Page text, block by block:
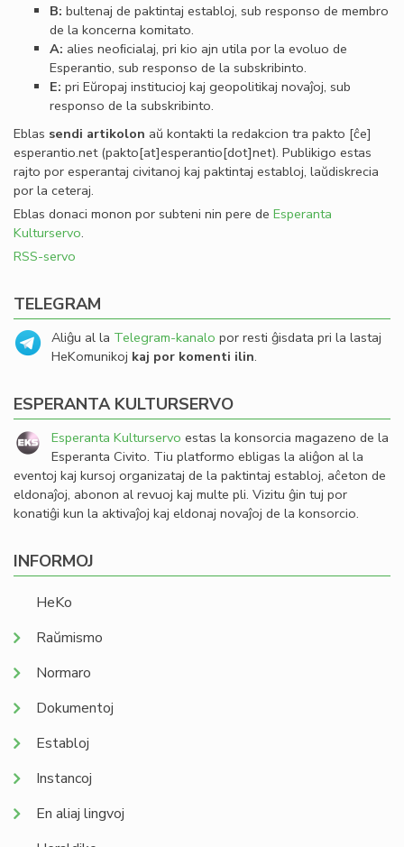
B: bultenaj de paktintaj establoj, sub responso de membro
de la koncerna komitato.
A: alies neoﬁcialaj, pri kio ajn utila por la evoluo de
Esperantio, sub responso de la subskribinto.
E: pri Eŭropaj institucioj kaj geopolitikaj novaĵoj, sub
responso de la subskribinto.
Eblas sendi artikolon aŭ kontakti la redakcion tra pakto [ĉe]
esperantio.net(pakto[at]esperantio[dot]net). Publikigo estas
rajto por esperantaj civitanoj kaj paktintaj establoj, laŭdiskrecia
por la ceteraj.
Eblas donaci monon por subteni nin pere de Esperanta
Kulturservo.
RSS-servo
TELEGRAM
Aliĝu al la Telegram-kanalo por resti ĝisdata pri la lastaj
HeKomunikoj kaj por komenti ilin.
ESPERANTA KULTURSERVO
Esperanta Kulturservo estas la konsorcia magazeno de la
Esperanta Civito. Tiu platformo ebligas la aliĝon al la
eventoj kaj kursoj organizataj de la paktintaj establoj, aĉeton de
eldonaĵoj, abonon al revuoj kaj multe pli. Vizitu ĝin tuj por
konatiĝi kun la aktivaĵoj kaj eldonaj novaĵoj de la konsorcio.
INFORMOJ
HeKo
Raŭmismo
Normaro
Dokumentoj
Establoj
Instancoj
En aliaj lingvoj